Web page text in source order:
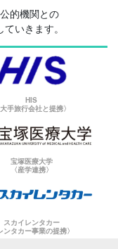
的機関との
いきます。
HIS
大手旅行会社と提携〉
宝塚医療大学
〈産学連携〉
スカイレンタカー
ンタカー事業の提携〉